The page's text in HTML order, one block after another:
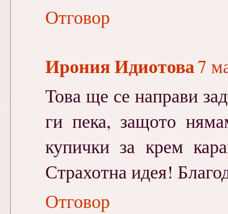
Отговор
Ирония Идиотова7
Това ще се направи
ги пека, защото
купички за крем
Страхотна идея!
Отговор